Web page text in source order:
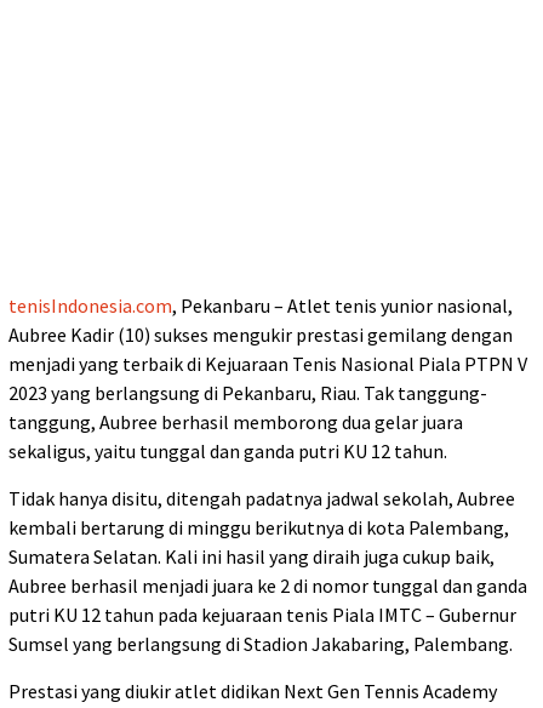
tenisIndonesia.com, Pekanbaru – Atlet tenis yunior nasional,
Aubree Kadir (10) sukses mengukir prestasi gemilang dengan
menjadi yang terbaik di Kejuaraan Tenis Nasional Piala PTPN V
2023 yang berlangsung di Pekanbaru, Riau. Tak tanggung-
tanggung, Aubree berhasil memborong dua gelar juara
sekaligus, yaitu tunggal dan ganda putri KU 12 tahun.
Tidak hanya disitu, ditengah padatnya jadwal sekolah, Aubree
kembali bertarung di minggu berikutnya di kota Palembang,
Sumatera Selatan. Kali ini hasil yang diraih juga cukup baik,
Aubree berhasil menjadi juara ke 2 di nomor tunggal dan ganda
putri KU 12 tahun pada kejuaraan tenis Piala IMTC – Gubernur
Sumsel yang berlangsung di Stadion Jakabaring, Palembang.
Prestasi yang diukir atlet didikan Next Gen Tennis Academy